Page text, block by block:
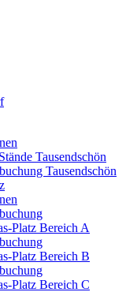
Tausendschön
Tausendschön
Platz Bereich A
Platz Bereich B
Platz Bereich C